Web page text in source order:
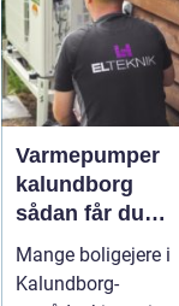
Varmepumper
kalundborg
sådan får du
billigere og
mere
bæredygtig
Mange boligejere i
Kalundborg-